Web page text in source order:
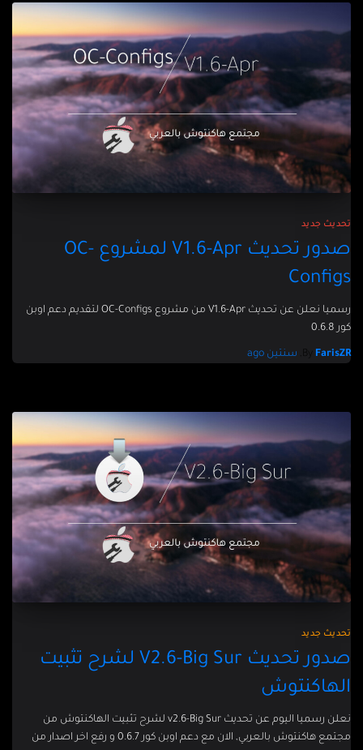
تحديث جديد
صدور تحديث V1.6-Apr لمشروع OC-
Configs
رسميا نعلن عن تحديث V1.6-Apr من مشروع OC-Configs لتقديم دعم اوبن
كور 0.6.8
FarisZR سنتين
تحديث جديد
صدور تحديث V2.6-Big Sur لشرح تثبيت
الهاكنتوش
نعلن رسميا اليوم عن تحديث v2.6-Big Sur لشرح تثبيت الهاكنتوش من
مجتمع هاكنتوش بالعربي, الان مع دعم اوبن كور 0.6.7 و رفع اخر اصدار من